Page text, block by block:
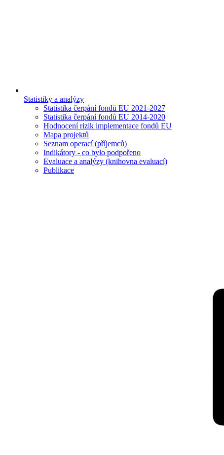
Statistiky a analýzy
Statistika čerpání fondů EU 2021-2027
Statistika čerpání fondů EU 2014-2020
Hodnocení rizik implementace fondů EU
Mapa projektů
Seznam operací (příjemců)
Indikátory - co bylo podpořeno
Evaluace a analýzy (knihovna evaluací)
Publikace